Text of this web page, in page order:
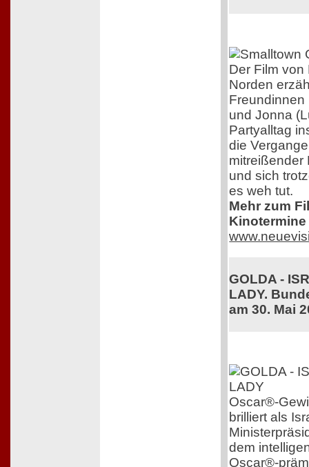
Der Film von
Norden
Freundinnen
und Jonna
Partyalltag
die
mitreißender
und sich
es weh tut.
Mehr zum
GOLDA -
LADY.
am 30. Mai
Oscar®-
brilliert als
dem
Oscar®-